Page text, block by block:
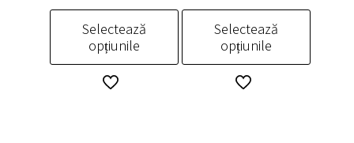
prețuri:
111,00 lei
Selectează
opțiunile
Acest
prețuri:
111,00 lei
Selectează
opțiunile
Acest